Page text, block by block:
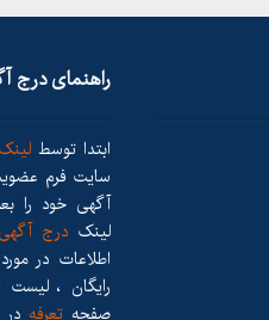
راهنمای درج
ابتدا توسط
سایت فرم
آگهی خود را
لینکدرج آگهی
اطلاعات در
رایگان ،
صفحه تعرفه